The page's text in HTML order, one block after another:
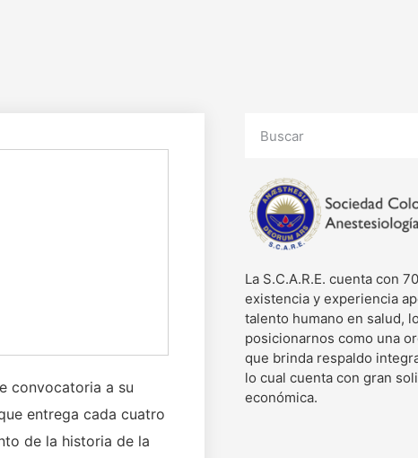
convocatoria a su
entrega cada cuatro
de la historia de la
La S.C.A.R.E. cuenta con
existencia y experiencia
talento humano en salud,
posicionarnos como una
que brinda respaldo
lo cual cuenta con gran
económica.